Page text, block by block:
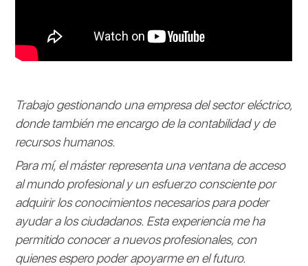
Trabajo gestionando una empresa del sector eléctrico,
donde también me encargo de la contabilidad y de
recursos humanos.
Para mí, el máster representa una ventana de acceso
al mundo profesional y un esfuerzo consciente por
adquirir los conocimientos necesarios para poder
ayudar a los ciudadanos. Esta experiencia me ha
permitido conocer a nuevos profesionales, con
quienes espero poder apoyarme en el futuro.